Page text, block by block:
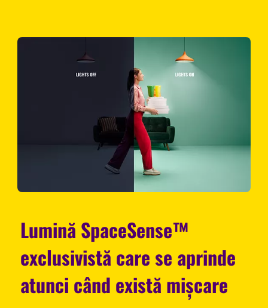
Lumină SpaceSense™
exclusivistă care se aprinde
atunci când există mișcare